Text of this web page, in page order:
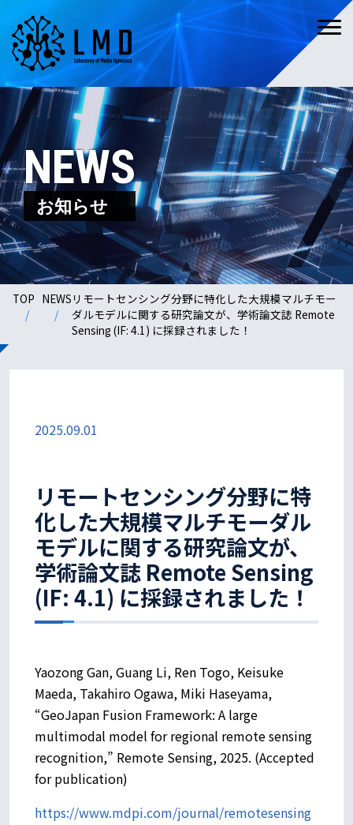
NEWS
お知らせ
TOP NEWS リモートセンシング分野に特化した大規模マルチモー
ダルモデルに関する研究論文が、学術論文誌 Remote
Sensing (IF: 4.1) に採録されました！
2025.09.01
リモートセンシング分野に特
化した大規模マルチモーダル
モデルに関する研究論文が、
学術論文誌 Remote Sensing
(IF: 4.1) に採録されました！
Yaozong Gan, Guang Li, Ren Togo, Keisuke
Maeda, Takahiro Ogawa, Miki Haseyama,
“GeoJapan Fusion Framework: A large
multimodal model for regional remote sensing
recognition,” Remote Sensing, 2025. (Accepted
for publication)
https://www.mdpi.com/journal/remotesensing